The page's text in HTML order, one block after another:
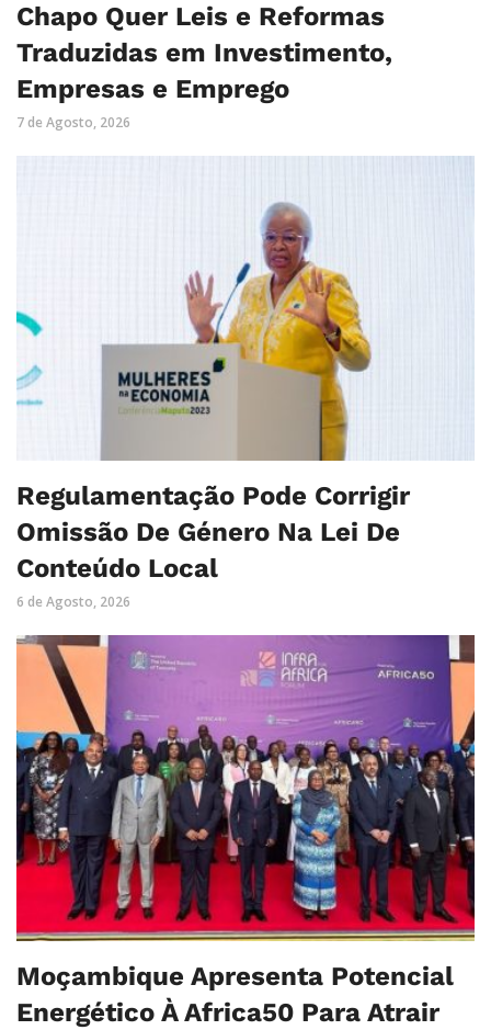
Chapo Quer Leis e Reformas
Traduzidas em Investimento,
Empresas e Emprego
7 de Agosto, 2026
Regulamentação Pode Corrigir
Omissão De Género Na Lei De
Conteúdo Local
6 de Agosto, 2026
Moçambique Apresenta Potencial
Energético À Africa50 Para Atrair